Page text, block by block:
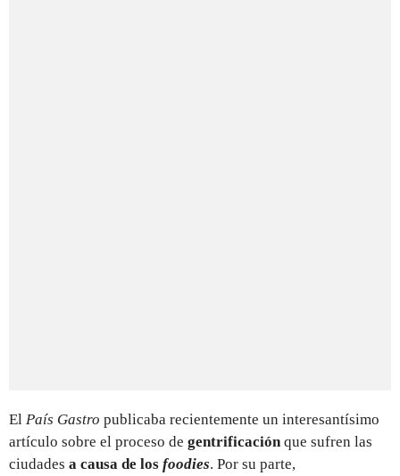
El País Gastro publicaba recientemente un interesantísimo
artículo sobre el proceso de gentrificaciónque sufren las
ciudades a causa de los foodies. Por su parte,